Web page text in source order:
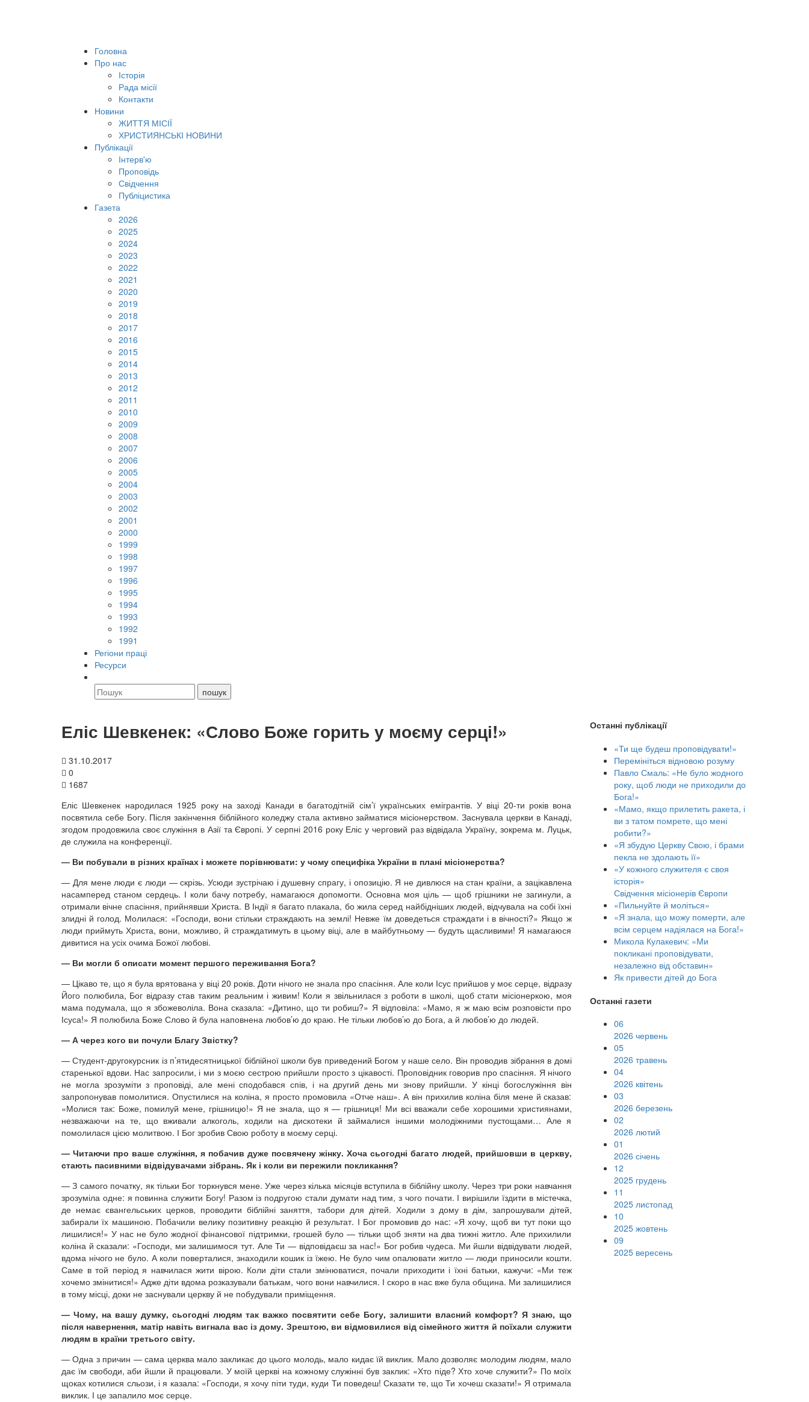
Головна
Про нас
Історія
Рада місії
Контакти
Новини
ЖИТТЯ МІСІЇ
ХРИСТИЯНСЬКІ НОВИНИ
Публікації
Інтерв'ю
Проповідь
Свідчення
Публіцистика
Газета
2026
2025
2024
2023
2022
2021
2020
2019
2018
2017
2016
2015
2014
2013
2012
2011
2010
2009
2008
2007
2006
2005
2004
2003
2002
2001
2000
1999
1998
1997
1996
1995
1994
1993
1992
1991
Регіони праці
Ресурси
Еліс Шевкенек: «Слово Боже горить у моєму серці!»
31.10.2017
0
1687
Еліс Шевкенек народилася 1925 року на заході Канади в багатодітній сім’ї українських емігрантів. У віці 20-ти років вона
посвятила себе Богу. Після закінчення біблійного коледжу стала активно займатися місіонерством. Заснувала церкви в Канаді,
згодом продовжила своє служіння в Азії та Європі. У серпні 2016 року Еліс у черговий раз відвідала Україну, зокрема м. Луцьк,
де служила на конференції.
— Ви побували в різних країнах і можете порівнювати: у чому специфіка України в плані місіонерства?
— Для мене люди є люди — скрізь. Усюди зустрічаю і душевну спрагу, і опозицію. Я не дивлюся на стан країни, а зацікавлена
насамперед станом сердець. І коли бачу потребу, намагаюся допомогти. Основна моя ціль — щоб грішники не загинули, а
отримали вічне спасіння, прийнявши Христа. В Індії я багато плакала, бо жила серед найбідніших людей, відчувала на собі їхні
злидні й голод. Молилася: «Господи, вони стільки страждають на землі! Невже їм доведеться страждати і в вічності?» Якщо ж
люди приймуть Христа, вони, можливо, й страждатимуть в цьому віці, але в майбутньому — будуть щасливими! Я намагаюся
дивитися на усіх очима Божої любові.
— Ви могли б описати момент першого переживання Бога?
— Цікаво те, що я була врятована у віці 20 років. Доти нічого не знала про спасіння. Але коли Ісус прийшов у моє серце, відразу
Його полюбила, Бог відразу став таким реальним і живим! Коли я звільнилася з роботи в школі, щоб стати місіонеркою, моя
мама подумала, що я збожеволіла. Вона сказала: «Дитино, що ти робиш?» Я відповіла: «Мамо, я ж маю всім розповісти про
Ісуса!» Я полюбила Боже Слово й була наповнена любов’ю до краю. Не тільки любов’ю до Бога, а й любов’ю до людей.
— А через кого ви почули Благу Звістку?
— Студент-другокурсник із п’ятидесятницької біблійної школи був приведений Богом у наше село. Він проводив зібрання в домі
старенької вдови. Нас запросили, і ми з моєю сестрою прийшли просто з цікавості. Проповідник говорив про спасіння. Я нічого
не могла зрозуміти з проповіді, але мені сподобався спів, і на другий день ми знову прийшли. У кінці богослужіння він
запропонував помолитися. Опустилися на коліна, я просто промовила «Отче наш». А він прихилив коліна біля мене й сказав:
«Молися так: Боже, помилуй мене, грішницю!» Я не знала, що я — грішниця! Ми всі вважали себе хорошими християнами,
незважаючи на те, що вживали алкоголь, ходили на дискотеки й займалися іншими молодіжними пустощами… Але я
помолилася цією молитвою. І Бог зробив Свою роботу в моєму серці.
— Читаючи про ваше служіння, я побачив дуже посвячену жінку. Хоча сьогодні багато людей, прийшовши в церкву,
стають пасивними відвідувачами зібрань. Як і коли ви пережили покликання?
— З самого початку, як тільки Бог торкнувся мене. Уже через кілька місяців вступила в біблійну школу. Через три роки навчання
зрозуміла одне: я повинна служити Богу! Разом із подругою стали думати над тим, з чого почати. І вирішили їздити в містечка,
де немає євангельських церков, проводити біблійні заняття, табори для дітей. Ходили з дому в дім, запрошували дітей,
забирали їх машиною. Побачили велику позитивну реакцію й результат. І Бог промовив до нас: «Я хочу, щоб ви тут поки що
лишилися!» У нас не було жодної фінансової підтримки, грошей було — тільки щоб зняти на два тижні житло. Але прихилили
коліна й сказали: «Господи, ми залишимося тут. Але Ти — відповідаєш за нас!» Бог робив чудеса. Ми йшли відвідувати людей,
вдома нічого не було. А коли поверталися, знаходили кошик із їжею. Не було чим опалювати житло — люди приносили кошти.
Саме в той період я навчилася жити вірою. Коли діти стали змінюватися, почали приходити і їхні батьки, кажучи: «Ми теж
хочемо змінитися!» Адже діти вдома розказували батькам, чого вони навчилися. І скоро в нас вже була община. Ми залишилися
в тому місці, доки не заснували церкву й не побудували приміщення.
— Чому, на вашу думку, сьогодні людям так важко посвятити себе Богу, залишити власний комфорт? Я знаю, що
після навернення, матір навіть вигнала вас із дому. Зрештою, ви відмовилися від сімейного життя й поїхали служити
людям в країни третього світу.
— Одна з причин — сама церква мало закликає до цього молодь, мало кидає їй виклик. Мало дозволяє молодим людям, мало
дає їм свободи, аби йшли й працювали. У моїй церкві на кожному служінні був заклик: «Хто піде? Хто хоче служити?» По моїх
щоках котилися сльози, і я казала: «Господи, я хочу піти туди, куди Ти поведеш! Сказати те, що Ти хочеш сказати!» Я отримала
виклик. І це запалило моє серце.
Останні публікації
«Ти ще будеш проповідувати!»
Перемініться відновою розуму
Павло Смаль: «Не було жодного
року, щоб люди не приходили до
Бога!»
«Мамо, якщо прилетить ракета, і
ви з татом помрете, що мені
робити?»
«Я збудую Церкву Свою, і брами
пекла не здолають її»
«У кожного служителя є своя
історія»
Свідчення місіонерів Європи
«Пильнуйте й моліться»
«Я знала, що можу померти, але
всім серцем надіялася на Бога!»
Микола Кулакевич: «Ми
покликані проповідувати,
незалежно від обставин»
Як привести дітей до Бога
Останні газети
06
2026 червень
05
2026 травень
04
2026 квітень
03
2026 березень
02
2026 лютий
01
2026 січень
12
2025 грудень
11
2025 листопад
10
2025 жовтень
09
2025 вересень